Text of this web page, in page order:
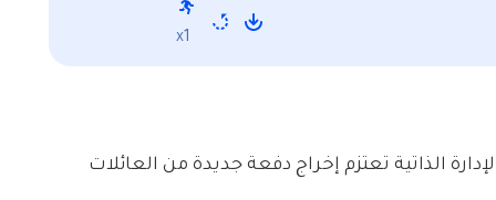
x1
مطّلعة، أنّ الإدارة الذاتية تعتزم إخراج دفعة جديدة من العائلات